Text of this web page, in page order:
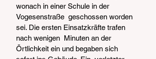
wonach in einer Schule in der
Vogesenstraße  geschossen worden
sei. Die ersten Einsatzkräfte trafen
nach wenigen  Minuten an der
Örtlichkeit ein und begaben sich